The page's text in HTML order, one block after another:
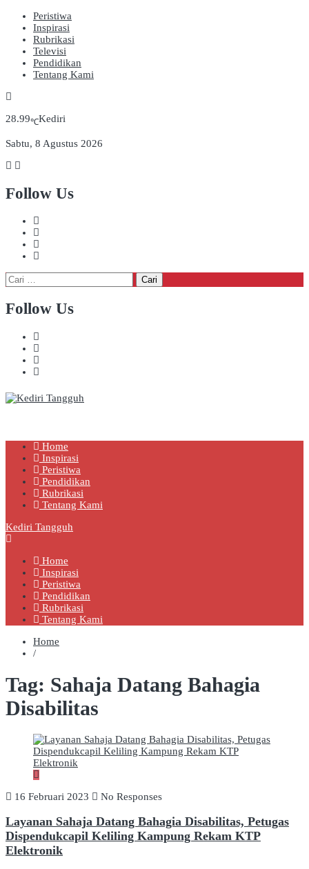
Peristiwa
Inspirasi
Rubrikasi
Televisi
Pendidikan
Tentang Kami
28.99℃Kediri
Sabtu, 8 Agustus 2026
Follow Us
Cari
untuk:
Follow Us
Home
Inspirasi
Peristiwa
Pendidikan
Rubrikasi
Tentang Kami
Kediri Tangguh
Home
Inspirasi
Peristiwa
Pendidikan
Rubrikasi
Tentang Kami
Home
/
Tag: Sahaja Datang Bahagia
Disabilitas
16 Februari 2023 No Responses
Layanan Sahaja Datang Bahagia Disabilitas, Petugas
Dispendukcapil Keliling Kampung Rekam KTP
Elektronik